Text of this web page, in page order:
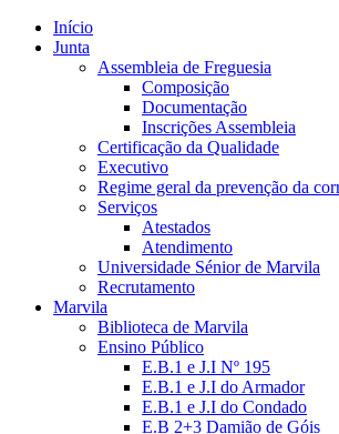
Início
Junta
Assembleia de Freguesia
Composição
Documentação
Inscrições Assembleia
Certificação da Qualidade
Executivo
Regime geral da prevenção da
Serviços
Atestados
Atendimento
Universidade Sénior de Marvila
Recrutamento
Marvila
Biblioteca de Marvila
Ensino Público
E.B.1 e J.I Nº 195
E.B.1 e J.I do Armador
E.B.1 e J.I do Condado
E.B 2+3 Damião de Góis